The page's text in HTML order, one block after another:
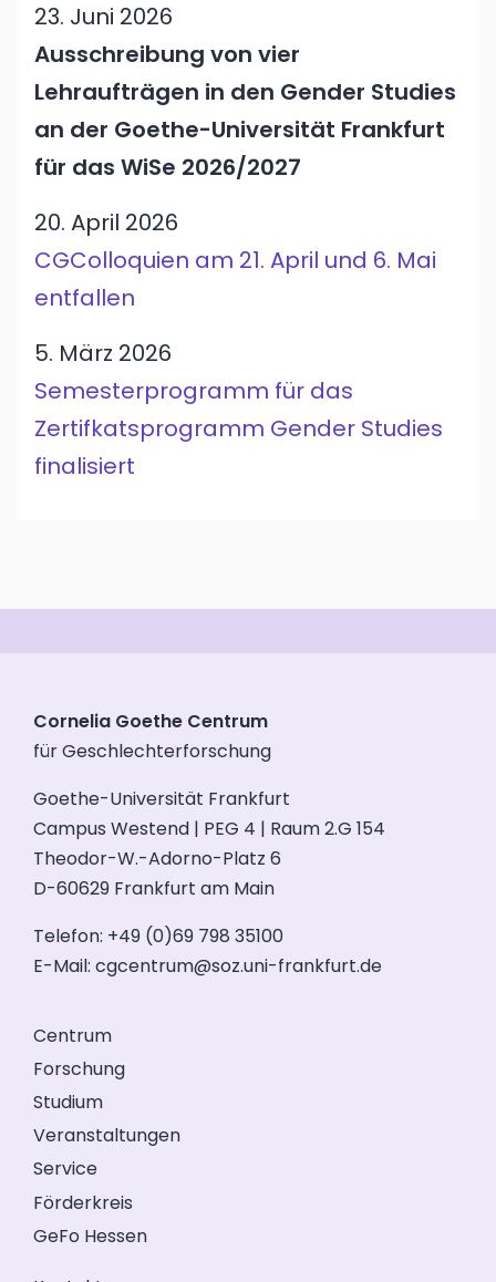
23. Juni 2026
Ausschreibung von vier
Lehraufträgen in den Gender Studies
an der Goethe-Universität Frankfurt
für das WiSe 2026/2027
20. April 2026
CGColloquien am 21. April und 6. Mai
entfallen
5. März 2026
Semesterprogramm für das
Zertifkatsprogramm Gender Studies
finalisiert
Cornelia Goethe Centrum
für Geschlechterforschung
Goethe-Universität Frankfurt
Campus Westend | PEG 4 | Raum 2.G 154
Theodor-W.-Adorno-Platz 6
D-60629 Frankfurt am Main
Telefon: +49 (0)69 798 35100
E-Mail: cgcentrum@soz.uni-frankfurt.de
Centrum
Forschung
Studium
Veranstaltungen
Service
Förderkreis
GeFo Hessen